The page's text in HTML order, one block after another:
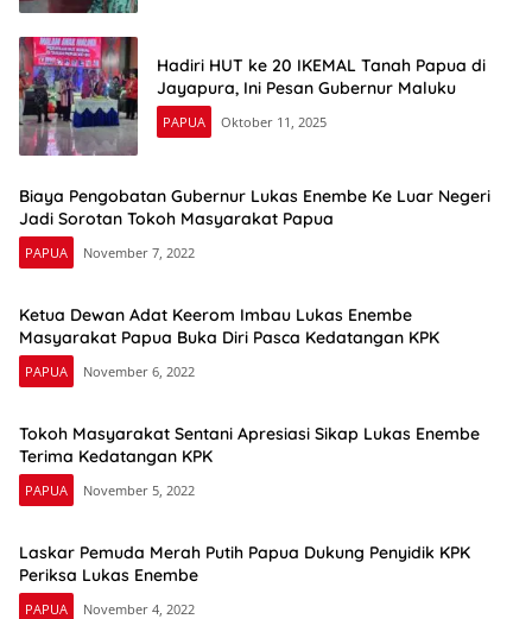
Hadiri HUT ke 20 IKEMAL Tanah Papua di
Jayapura, Ini Pesan Gubernur Maluku
PAPUA Oktober 11, 2025
Biaya Pengobatan Gubernur Lukas Enembe Ke Luar Negeri
Jadi Sorotan Tokoh Masyarakat Papua
PAPUA November 7, 2022
Ketua Dewan Adat Keerom Imbau Lukas Enembe
Masyarakat Papua Buka Diri Pasca Kedatangan KPK
PAPUA November 6, 2022
Tokoh Masyarakat Sentani Apresiasi Sikap Lukas Enembe
Terima Kedatangan KPK
PAPUA November 5, 2022
Laskar Pemuda Merah Putih Papua Dukung Penyidik KPK
Periksa Lukas Enembe
PAPUA November 4, 2022